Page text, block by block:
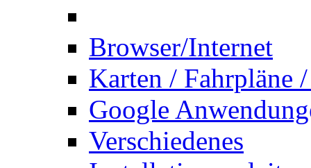
Browser/Internet
Karten / Fahrpläne
Google
Verschiedenes